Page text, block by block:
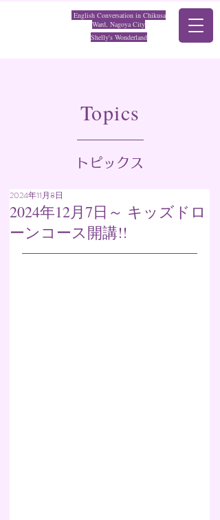
English Conversation in Chikusa
Ward, Nagoya City
Shelly's Wonderland
​Topics
トピックス
2024年12月7日～ キッズドロ
ーンコース開講!!
2024年11月8日